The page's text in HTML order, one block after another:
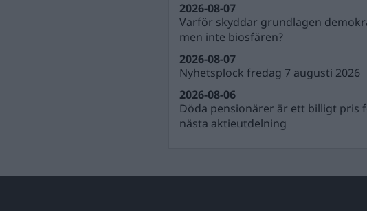
Varför skyddar grundlagen
men inte biosfären?
2026-08-07
Nyhetsplock fredag 7 augusti 2026
2026-08-07
Döda pensionärer är ett billigt pris
nästa aktieutdelning
2026-08-06